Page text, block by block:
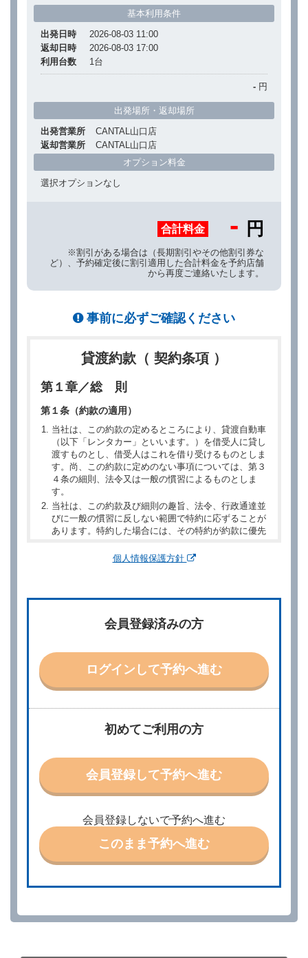
基本利用条件
出発日時
2026-08-03 11:00
返却日時
2026-08-03 17:00
利用台数
1台
- 円
出発場所・返却場所
出発営業所
CANTAL山口店
返却営業所
CANTAL山口店
オプション料金
選択オプションなし
合計料金 - 円
※割引がある場合は（長期割引やその他割引券な
ど）、予約確定後に割引適用した合計料金を予約店舗
から再度ご連絡いたします。
事前に必ずご確認ください
貸渡約款（ 契約条項 ）
第１章／総 則
第１条（約款の適用）
当社は、この約款の定めるところにより、貸渡自動車
（以下「レンタカー」といいます。）を借受人に貸し
渡すものとし、借受人はこれを借り受けるものとしま
す。尚、この約款に定めのない事項については、第３
４条の細則、法令又は一般の慣習によるものとしま
す。
当社は、この約款及び細則の趣旨、法令、行政通達並
びに一般の慣習に反しない範囲で特約に応ずることが
あります。特約した場合には、その特約が約款に優先
別に定める料金表等に同意のうえ、別に定める方法に
他の借受条件（以下「借受条件」といいます。）を明
示して予約の申込みを行うことができます。なお、当
社は、電話連絡並びに電子メールによる予約に応じま
責任を負わないものとします。
当社は、借受人から予約の申込みがあったときは、原
則として、当社の保有するレンタカーの範囲内で予約
特に認める場合を除き、別に定める予約申込金を支払
うものとします。
第３条（予約の変更）
借受人は、前条第１項の借受条件を変更しようとする
ときは、あらかじめ当社の承諾を受けなければならな
いものとします。
第４条（予約の取消し等）
ができます。
を１時間以上経過してもレンタカー貸渡契約（以下
個人情報保護方針
初めてご利用の方
会員登録して予約へ進む
会員登録しないで予約へ進む
このまま予約へ進む
会員登録済みの方
ログインして予約へ進む